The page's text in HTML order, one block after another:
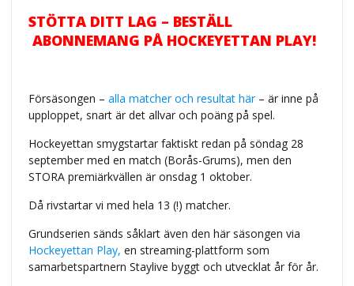
STÖTTA DITT LAG – BESTÄLL
ABONNEMANG PÅ HOCKEYETTAN PLAY!
Försäsongen – alla matcher och resultat här– är inne på
upploppet, snart är det allvar och poäng på spel.
Hockeyettan smygstartar faktiskt redan på söndag 28
september med en match (Borås-Grums), men den
STORA premiärkvällen är onsdag 1 oktober.
Då rivstartar vi med hela 13 (!) matcher.
Grundserien sänds såklart även den här säsongen via
Hockeyettan Play, en streaming-plattform som
samarbetspartnern Staylive byggt och utvecklat år för år.